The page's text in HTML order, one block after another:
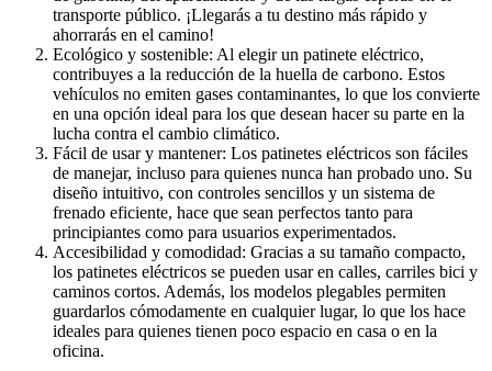
transporte público. ¡Llegarás a tu destino más rápido y
ahorrarás en el camino!
Ecológico y sostenible: Al elegir un patinete eléctrico,
contribuyes a la reducción de la huella de carbono. Estos
vehículos no emiten gases contaminantes, lo que los convierte
en una opción ideal para los que desean hacer su parte en la
lucha contra el cambio climático.
Fácil de usar y mantener: Los patinetes eléctricos son fáciles
de manejar, incluso para quienes nunca han probado uno. Su
diseño intuitivo, con controles sencillos y un sistema de
frenado eficiente, hace que sean perfectos tanto para
principiantes como para usuarios experimentados.
Accesibilidad y comodidad: Gracias a su tamaño compacto,
los patinetes eléctricos se pueden usar en calles, carriles bici y
caminos cortos. Además, los modelos plegables permiten
guardarlos cómodamente en cualquier lugar, lo que los hace
ideales para quienes tienen poco espacio en casa o en la
oficina.